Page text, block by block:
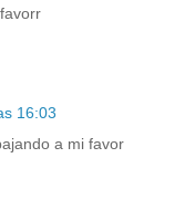
16:03
a mi favor